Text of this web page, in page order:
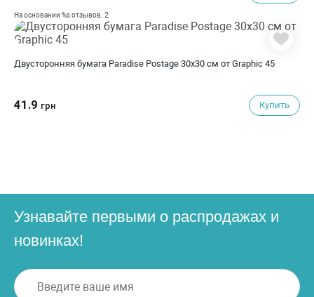
На основании %s отзывов. 2
Двусторонняя бумага Paradise Postage 30x30 см от Graphic 45
41.9 грн Купить
Узнавайте первыми о распродажах и
новинках!